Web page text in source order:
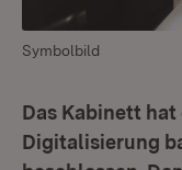
Symbolbild
Das Kabinett
Digitalisierung